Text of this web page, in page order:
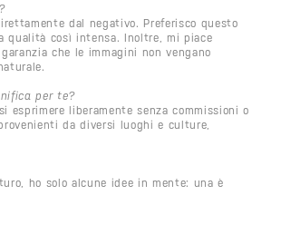
dal negativo. Preferisco questo
qualità così intensa. Inoltre, mi piace
che le immagini non vengano
per te?
esprimere liberamente senza commissioni o
da diversi luoghi e culture,
ho solo alcune idee in mente: una è